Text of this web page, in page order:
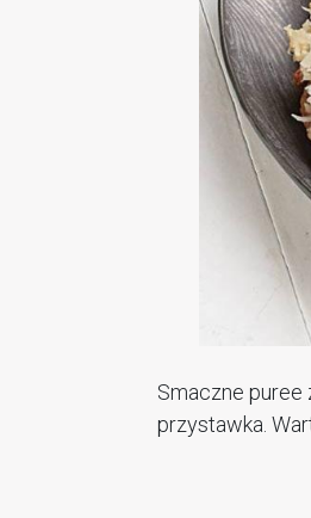
Smaczne puree
przystawka.